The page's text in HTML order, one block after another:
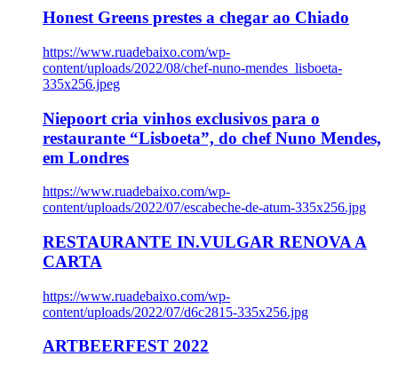
Honest Greens prestes a chegar ao Chiado
https://www.ruadebaixo.com/wp-
content/uploads/2022/08/chef-nuno-mendes_lisboeta-
335x256.jpeg
Niepoort cria vinhos exclusivos para o
restaurante “Lisboeta”, do chef Nuno Mendes,
em Londres
https://www.ruadebaixo.com/wp-
content/uploads/2022/07/escabeche-de-atum-335x256.jpg
RESTAURANTE IN.VULGAR RENOVA A
CARTA
https://www.ruadebaixo.com/wp-
content/uploads/2022/07/d6c2815-335x256.jpg
ARTBEERFEST 2022